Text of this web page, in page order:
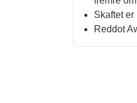
Skaftet
Reddot